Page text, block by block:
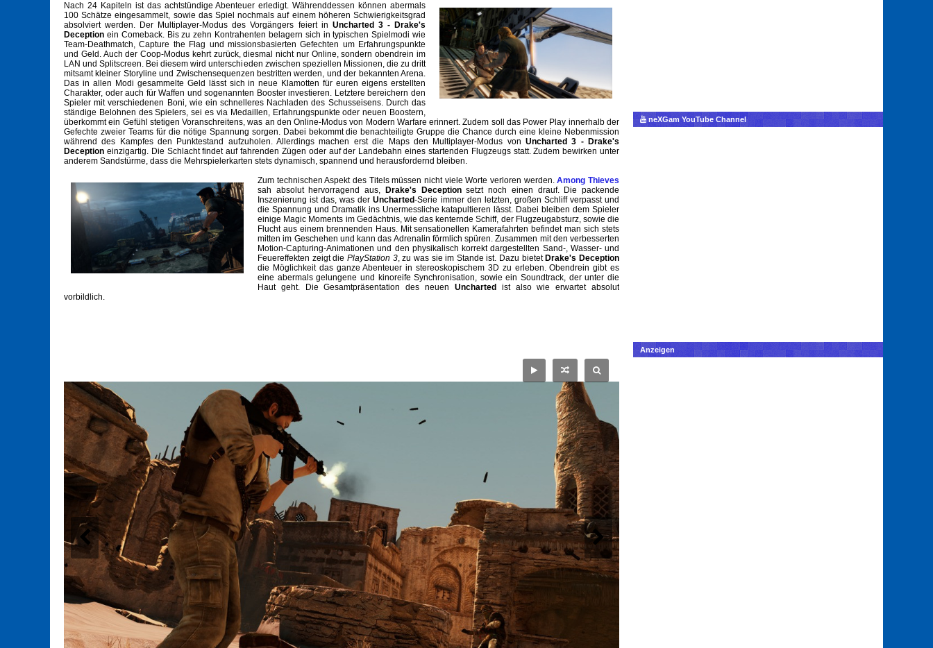
Nach 24 Kapiteln ist das achtstündige Abenteuer erledigt. Währenddessen können abermals
100 Schätze eingesammelt, sowie das Spiel nochmals auf einem höheren Schwierigkeitsgrad
absolviert werden. Der Multiplayer-Modus des Vorgängers feiert in Uncharted 3 - Drake's
Deception ein Comeback. Bis zu zehn Kontrahenten belagern sich in typischen Spielmodi wie
Team-Deathmatch, Capture the Flag und missionsbasierten Gefechten um Erfahrungspunkte
und Geld. Auch der Coop-Modus kehrt zurück, diesmal nicht nur Online, sondern obendrein im
LAN und Splitscreen. Bei diesem wird unterschieden zwischen speziellen Missionen, die zu dritt
mitsamt kleiner Storyline und Zwischensequenzen bestritten werden, und der bekannten Arena.
Das in allen Modi gesammelte Geld lässt sich in neue Klamotten für euren eigens erstellten
Charakter, oder auch für Waffen und sogenannten Booster investieren. Letztere bereichern den
Spieler mit verschiedenen Boni, wie ein schnelleres Nachladen des Schusseisens. Durch das
ständige Belohnen des Spielers, sei es via Medaillen, Erfahrungspunkte oder neuen Boostern,
überkommt ein Gefühl stetigen Voranschreitens, was an den Online-Modus von Modern Warfare erinnert. Zudem soll das Power Play innerhalb der
Gefechte zweier Teams für die nötige Spannung sorgen. Dabei bekommt die benachteiligte Gruppe die Chance durch eine kleine Nebenmission
während des Kampfes den Punktestand aufzuholen. Allerdings machen erst die Maps den Multiplayer-Modus von Uncharted 3 - Drake's
Deception einzigartig. Die Schlacht findet auf fahrenden Zügen oder auf der Landebahn eines startenden Flugzeugs statt. Zudem bewirken unter
anderem Sandstürme, dass die Mehrspielerkarten stets dynamisch, spannend und herausfordernd bleiben.
Zum technischen Aspekt des Titels müssen nicht viele Worte verloren werden.Among Thieves
sah absolut hervorragend aus,
Drake's Deceptionsetzt noch einen drauf. Die packende
Inszenierung ist das, was derUncharted-Serie immer den letzten, großen Schliff verpasst und
die Spannung und Dramatik ins Unermessliche katapultieren lässt. Dabei bleiben dem Spieler
einige Magic Moments im Gedächtnis, wie das kenternde Schiff, der Flugzeugabsturz, sowie die
Flucht aus einem brennenden Haus. Mit sensationellen Kamerafahrten befindet man sich stets
mitten im Geschehen und kann das Adrenalin förmlich spüren. Zusammen mit den verbesserten
Motion-Capturing-Animationen und den physikalisch korrekt dargestellten Sand-, Wasser- und
Feuereffekten zeigt die PlayStation 3, zu was sie im Stande ist. Dazu bietet Drake's Deception
die Möglichkeit das ganze Abenteuer in stereoskopischem 3D zu erleben. Obendrein gibt es
eine abermals gelungene und kinoreife Synchronisation, sowie ein Soundtrack, der unter die
Haut geht. Die Gesamtpräsentation des neuen Uncharted
ist also wie erwartet absolut
vorbildlich.
neXGam YouTube Channel
Anzeigen